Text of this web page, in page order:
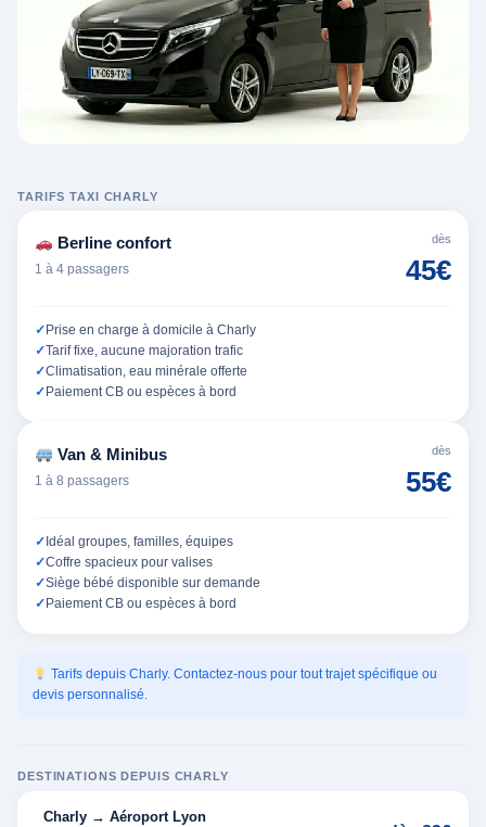
TARIFS TAXI CHARLY
Berline confort
1 à 4 passagers
dès
45€
Prise en charge à domicile à Charly
Tarif fixe, aucune majoration trafic
Climatisation, eau minérale offerte
Paiement CB ou espèces à bord
Van & Minibus
1 à 8 passagers
dès
55€
Idéal groupes, familles, équipes
Coffre spacieux pour valises
Siège bébé disponible sur demande
Paiement CB ou espèces à bord
Tarifs depuis Charly. Contactez-nous pour tout trajet spécifique ou
devis personnalisé.
DESTINATIONS DEPUIS CHARLY
Charly → Aéroport Lyon